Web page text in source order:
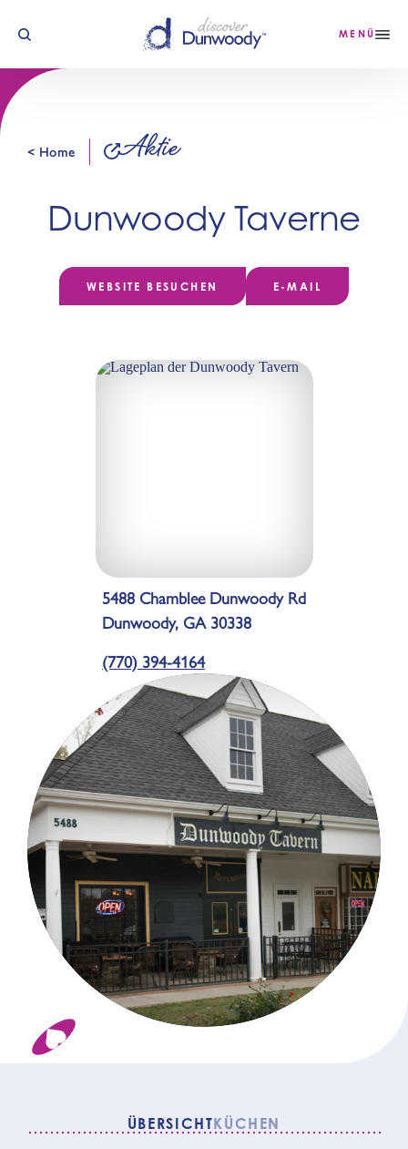
Zum Inhalt springen MENÜ
< Home Aktie
Dunwoody Taverne
WEBSITE BESUCHEN E-MAIL
5488 Chamblee Dunwoody Rd
Dunwoody, GA 30338
(770) 394-4164
ÜBERSICHTKÜCHEN